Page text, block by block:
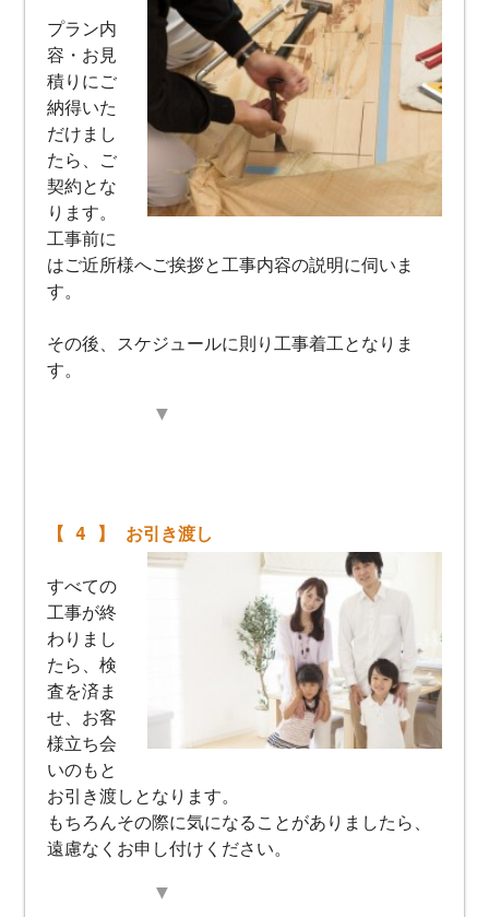
プラン内
容・お見
積りにご
納得いた
だけまし
たら、ご
契約とな
ります。
工事前に
はご近所様へご挨拶と工事内容の説明に伺いま
す。
その後、スケジュールに則り工事着工となりま
す。
▼
【 4 】 お引き渡し
すべての
工事が終
わりまし
たら、検
査を済ま
せ、お客
様立ち会
いのもと
お引き渡しとなります。
もちろんその際に気になることがありましたら、
遠慮なくお申し付けください。
▼